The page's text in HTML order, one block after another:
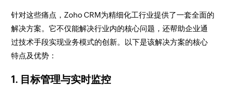
针对这些痛点，Zoho CRM为精细化工行业提供了一套全面的
解决方案。它不仅能解决行业内的核心问题，还帮助企业通
过技术手段实现业务模式的创新。以下是该解决方案的核心
特点及优势：
1. 目标管理与实时监控